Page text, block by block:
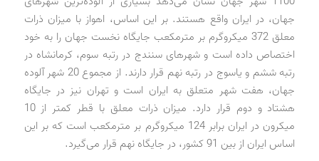
جهان، در ایران واقع هستند. بر این اساس، اهواز با میزان ذرات
معلق 372 میکروگرم بر مترمکعب جایگاه نخست جهان را به خود
اختصاص داده است و شهرهای سنندج در رتبه سوم، کرمانشاه در
رتبه ششم و یاسوج در رتبه نهم قرار دارند. از مجموع 20 شهر آلوده
جهان، هفت شهر متعلق به ایران است و تهران نیز در جایگاه
هشتاد و دوم قرار دارد. میزان ذرات معلق با قطر کمتر از 10
میکرون در ایران برابر 124 میکروگرم بر مترمکعب است که بر این
اساس ایران از بین 91 کشور، در جایگاه نهم قرار می‌گیرد.